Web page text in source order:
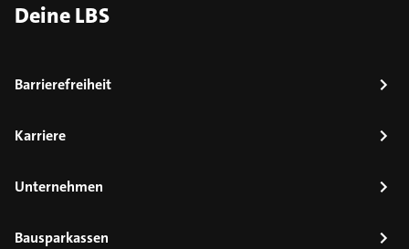
Deine LBS
Barrierefreiheit
Karriere
Unternehmen
Bausparkassen